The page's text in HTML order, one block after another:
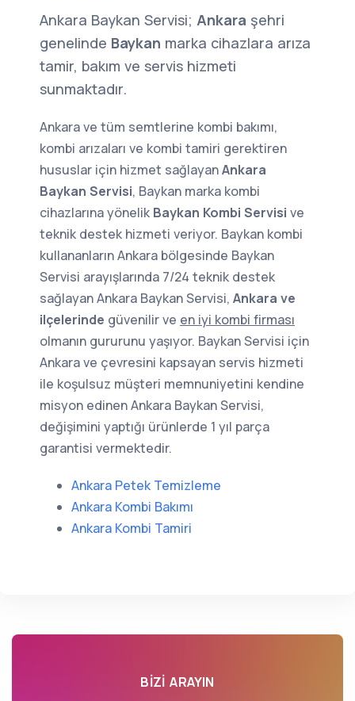
Ankara Baykan Servisi; Ankara şehri
genelinde Baykan marka cihazlara arıza
tamir, bakım ve servis hizmeti
sunmaktadır.
Ankara ve tüm semtlerine kombi bakımı,
kombi arızaları ve kombi tamiri gerektiren
hususlar için hizmet sağlayanAnkara
Baykan Servisi, Baykan marka kombi
cihazlarına yönelik Baykan Kombi Servisi ve
teknik destek hizmeti veriyor. Baykan kombi
kullananların Ankara bölgesinde Baykan
Servisi arayışlarında 7/24 teknik destek
sağlayan Ankara Baykan Servisi, Ankara ve
ilçelerinde güvenilir ve en iyi kombi firması
olmanın gururunu yaşıyor. Baykan Servisi için
Ankara ve çevresini kapsayan servis hizmeti
ile koşulsuz müşteri memnuniyetini kendine
misyon edinen Ankara Baykan Servisi,
değişimini yaptığı ürünlerde 1 yıl parça
garantisi vermektedir.
Ankara Petek Temizleme
Ankara Kombi Bakımı
Ankara Kombi Tamiri
BIZI ARAYIN